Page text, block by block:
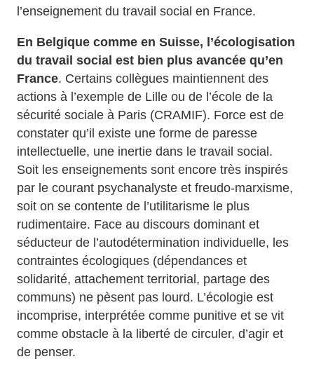
l’enseignement du travail social en France.
En Belgique comme en Suisse, l’écologisation
du travail social est bien plus avancée qu’en
France. Certains collègues maintiennent des
actions à l’exemple de Lille ou de l’école de la
sécurité sociale à Paris (CRAMIF). Force est de
constater qu’il existe une forme de paresse
intellectuelle, une inertie dans le travail social.
Soit les enseignements sont encore très inspirés
par le courant psychanalyste et freudo-marxisme,
soit on se contente de l’utilitarisme le plus
rudimentaire. Face au discours dominant et
séducteur de l’autodétermination individuelle, les
contraintes écologiques (dépendances et
solidarité, attachement territorial, partage des
communs) ne pèsent pas lourd. L’écologie est
incomprise, interprétée comme punitive et se vit
comme obstacle à la liberté de circuler, d’agir et
de penser.